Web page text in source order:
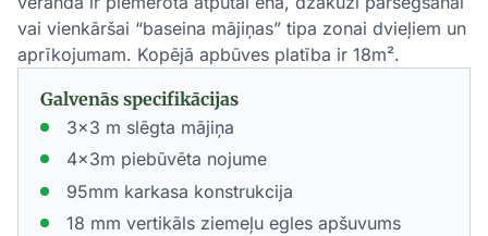
vai vienkāršai “baseina mājiņas” tipa zonai dvieļiem un
aprīkojumam. Kopējā apbūves platība ir 18m².
Galvenās specifikācijas
3x3 m slēgta mājiņa
4x3m piebūvēta nojume
95mm karkasa konstrukcija
18 mm vertikāls ziemeļu egles apšuvums